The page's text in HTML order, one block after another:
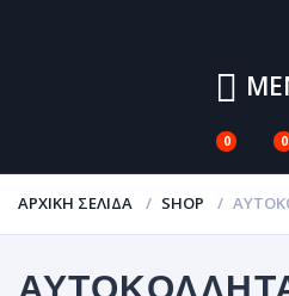
0 0
ΑΡΧΙΚΉ ΣΕΛΊΔΑ SHOP